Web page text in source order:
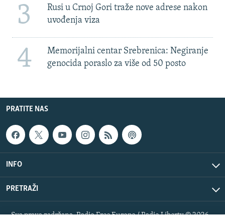
3
Rusi u Crnoj Gori traže nove adrese nakon
uvođenja viza
4
Memorijalni centar Srebrenica: Negiranje
genocida poraslo za više od 50 posto
PRATITE NAS
INFO
PRETRAŽI
Sva prava zadržana. Radio Free Europe / Radio Liberty © 2026